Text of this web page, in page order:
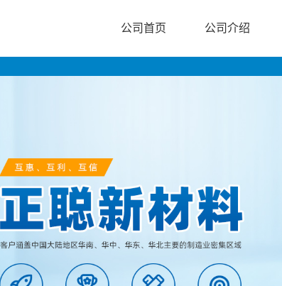
公司首页 公司介绍